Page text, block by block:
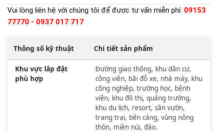
Vui lòng liên hệ với chúng tôi để được tư vấn miễn phí: 09153
77770 - 0937 017 717
Thông số kỹ thuật Chi tiết sản phẩm
Khu vực lắp đặt
phù hợp
Đường giao thông, khu dân cư,
công viên, bãi đỗ xe, nhà máy, khu
công nghiệp, trường học, bệnh
viện, khu đô thị, quảng trường,
khu du lịch, resort, sân vườn,
trang trại, bến cảng, vùng nông
thôn, miền núi, đảo.